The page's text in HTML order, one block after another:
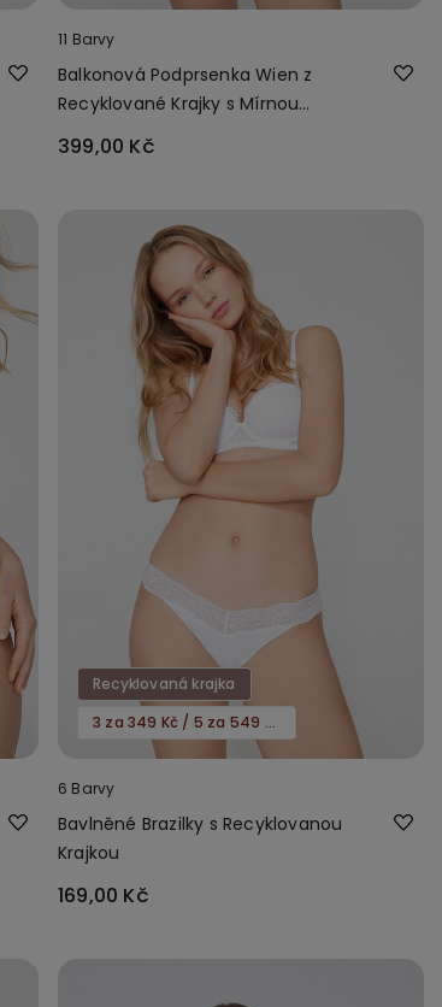
11 Barvy
Balkonová Podprsenka Wien z
Recyklované Krajky s Mírnou
399,00 Kč
Recyklovaná krajka
3 za 349 Kč / 5 za 549 Kč
6 Barvy
Bavlněné Brazilky s Recyklovanou
Krajkou
169,00 Kč